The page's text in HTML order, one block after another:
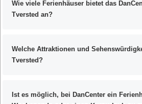
Wie viele Ferienhäuser bietet das
Tversted an?
Welche Attraktionen und
Tversted?
Ist es möglich, bei DanCenter ein